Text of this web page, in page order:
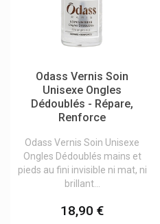
Odass Vernis Soin
Unisexe Ongles
Dédoublés - Répare,
Renforce
Odass Vernis Soin Unisexe
Ongles Dédoublés mains et
pieds au fini invisible ni mat, ni
brillant...
18,90 €